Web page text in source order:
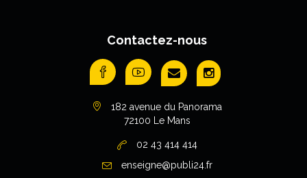
Contactez-nous
182 avenue du Panorama
72100 Le Mans
02 43 414 414
enseigne@publi24.fr